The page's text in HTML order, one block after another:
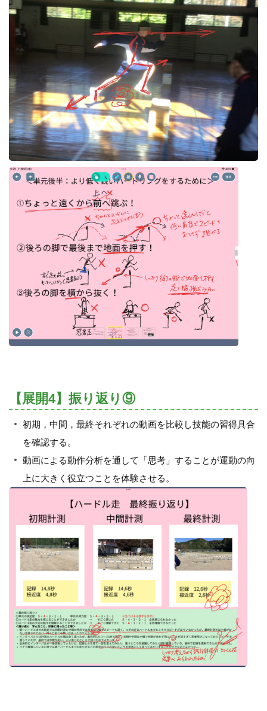
【展開4】振り返り⑨
初期，中間，最終それぞれの動画を比較し技能の習得具合
を確認する。
動画による動作分析を通して「思考」することが運動の向
上に大きく役立つことを体験させる。